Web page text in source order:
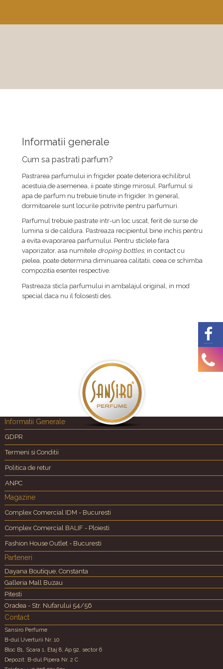
Informatii generale
Cum sa pastrati parfum?
Pastrarea parfumului in frigider poate deteriora echilibrul
acestuia,de asemenea, ii poate stinge mirosul. Parfumul si
apa de parfum nu trebuie tinute in frigider. In general,
dormitoarele sunt locurile potrivite pentru parfumuri.
Parfumul trebuie pastrate intr-un loc uscat, ferit de surse de
lumina si de caldura. Pastreaza recipientul bine inchis pentru
a evita evaporarea parfumului. Pentru sticlele fara
vaporizator, asa numitele droping bottles, in contact cu
pielea, poate determina diminuarea calitatii, ceea ce schimba
compozitia esentei respective.
Pastreaza sticla parfumului in ambalajul original, in mod
special daca nu il folosesti des.
Informatii Generale
GDPR
Termeni si Conditii
Politica de retur
ANPC
Magazine
Complex Comercial IDM - Bucuresti
Complex Comercial BALIF - Ploiesti
Fashion House Outlet - Bucuresti
Parteneri
Dayana Boutique, Constanta
Galleria Mall Buzau
Pitesti
Oradea - Str. Nufarului 54/56
Contact
Sansiro Perfume
B-dul Uverturii Nr. 10
Bloc B1, Scara 1, Etaj 8, Ap 92, sector 6
Depozit: B-dul Pipera Nr. 2 C